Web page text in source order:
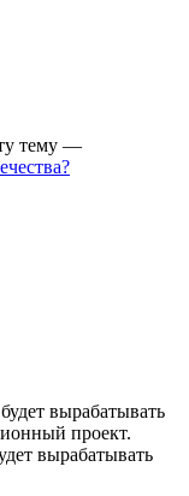
тему —
вырабатывать
проект.
вырабатывать